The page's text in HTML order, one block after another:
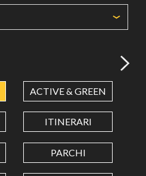
ACTIVE & GREEN
ITINERARI
PARCHI